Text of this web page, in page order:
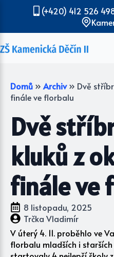
(+420) 412 526
Domů » Archiv » Dvě
finále ve florbalu
Dvě
kluků z
finále ve
8 listopadu, 2025
Trčka Vladimír
V úterý 4. 11. proběhlo ve
florbalu mladších i